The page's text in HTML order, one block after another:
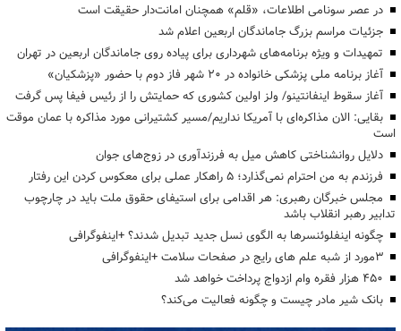
در عصر سونامی اطلاعات، «قلم» همچنان امانت‌دار حقیقت است
جزئیات مراسم بزرگ جاماندگان اربعین اعلام شد
تمهیدات و ویژه برنامه‌های شهرداری برای پیاده روی جاماندگان اربعین در تهران
آغاز برنامه ملی پزشکی خانواده در ۲۰ شهر فاز دوم با حضور «پزشکیان»
آغاز سقوط اینفانتینو/ ولز اولین کشوری که حمایتش را از رئیس فیفا پس گرفت
بقایی: الان مذاکره‌ای با آمریکا نداریم/مسیر کشتیرانی مورد مذاکره با عمان موقت
است
دلایل روانشناختی کاهش میل به فرزندآوری در زوج‌های جوان
فرزندم به من احترام نمی‌گذارد؛ ۵ راهکار عملی برای معکوس کردن این رفتار
مجلس خبرگان رهبری: هر اقدامی برای استیفای حقوق ملت باید در چارچوب
تدابیر رهبر انقلاب باشد
چگونه اینفلوئنسرها به الگوی نسل جدید تبدیل شدند؟ +اینفوگرافی
3مورد از شبه علم های رایج در صفحات سلامت +اینفوگرافی
۴۵۰ هزار فقره وام ازدواج پرداخت خواهد شد
بانک شیر مادر چیست و چگونه فعالیت می‌کند؟